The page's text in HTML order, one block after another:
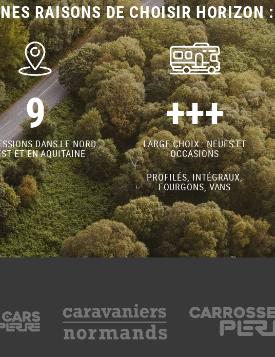
RAISONS DE CHOISIR HORIZON :
9
DANS LE NORD
ET EN AQUITAINE
+++
LARGE CHOIX : NEUFS ET
OCCASIONS
PROFILÉS, INTÉGRAUX,
FOURGONS, VANS